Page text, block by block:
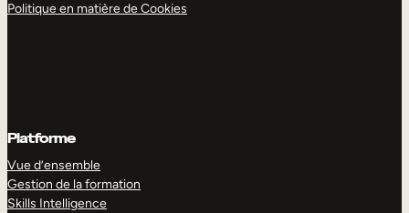
Politique en matière de Cookies
Platforme
Vue d’ensemble
Gestion de la formation
Skills Intelligence